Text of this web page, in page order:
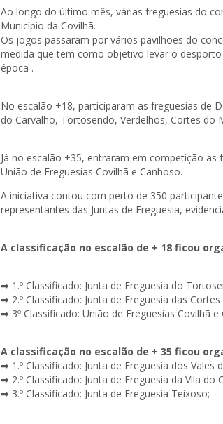
Ao longo do último mês, várias freguesias do
Município da Covilhã.
Os jogos passaram por vários pavilhões do
medida que tem como objetivo levar o
época .
No escalão +18, participaram as freguesias de
do Carvalho, Tortosendo, Verdelhos, Cortes do
Já no escalão +35, entraram em competição as
União de Freguesias Covilhã e Canhoso.
A iniciativa contou com perto de 350
representantes das Juntas de Freguesia,
A classificação no escalão de + 18 ficou
➡ 1.º Classificado: Junta de Freguesia do
➡ 2.º Classificado: Junta de Freguesia das
➡ 3º Classificado: União de Freguesias Covilhã e
A classificação no escalão de + 35 ficou
➡ 1.º Classificado: Junta de Freguesia dos Vales
➡ 2.º Classificado: Junta de Freguesia da Vila do
➡ 3.º Classificado: Junta de Freguesia Teixoso;